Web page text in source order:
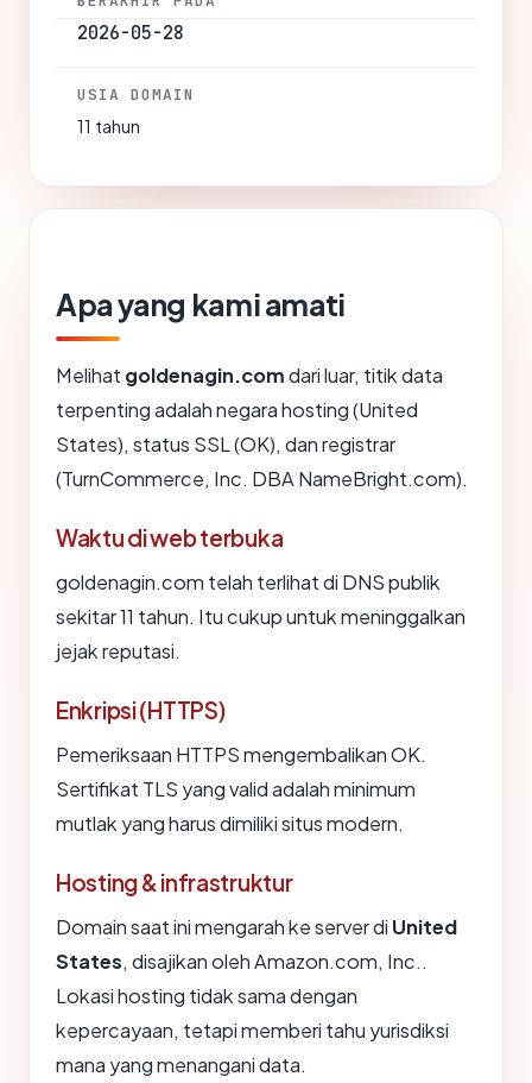
2026-05-28
USIA DOMAIN
11 tahun
Apa yang kami amati
Melihat goldenagin.comdari luar, titik data
terpenting adalah negara hosting (United
States), status SSL (OK), dan registrar
(TurnCommerce, Inc. DBA NameBright.com).
Waktu di web terbuka
goldenagin.com telah terlihat di DNS publik
sekitar 11 tahun. Itu cukup untuk meninggalkan
jejak reputasi.
Enkripsi (HTTPS)
Pemeriksaan HTTPS mengembalikan OK.
Sertifikat TLS yang valid adalah minimum
mutlak yang harus dimiliki situs modern.
Hosting & infrastruktur
Domain saat ini mengarah ke server di United
States, disajikan oleh Amazon.com, Inc..
Lokasi hosting tidak sama dengan
kepercayaan, tetapi memberi tahu yurisdiksi
mana yang menangani data.